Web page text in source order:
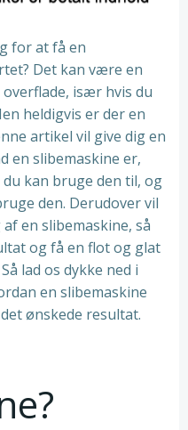
for at få en
Det kan være en
især hvis du
heldigvis er der en
artikel vil give dig en
en slibemaskine er,
kan bruge den til, og
den. Derudover vil
en slibemaskine, så
og få en flot og glat
lad os dykke ned i
en slibemaskine
ønskede resultat.